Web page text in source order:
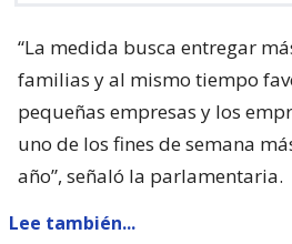
“La medida busca entregar
familias y al mismo tiempo
pequeñas empresas y los
uno de los fines de semana
año”, señaló la parlamentaria.
Lee también...